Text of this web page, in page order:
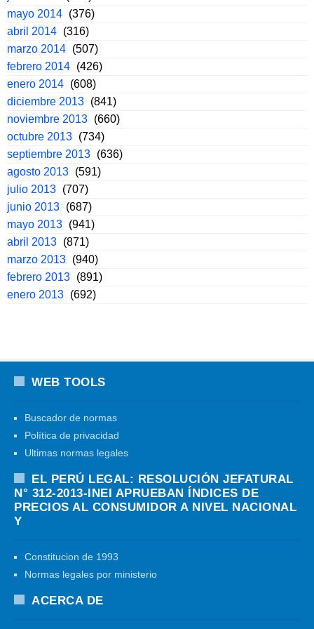
mayo 2014 (376)
abril 2014 (316)
marzo 2014 (507)
febrero 2014 (426)
enero 2014 (608)
diciembre 2013 (841)
noviembre 2013 (660)
octubre 2013 (734)
septiembre 2013 (636)
agosto 2013 (591)
julio 2013 (707)
junio 2013 (687)
mayo 2013 (941)
abril 2013 (871)
marzo 2013 (940)
febrero 2013 (891)
enero 2013 (692)
WEB TOOLS
Buscador de normas
Política de privacidad
Ultimas normas legales
EL PERÚ LEGAL: RESOLUCIÓN JEFATURAL
N° 312-2013-INEI APRUEBAN ÍNDICES DE
PRECIOS AL CONSUMIDOR A NIVEL NACIONAL
Y
Constitucion de 1993
Normas legales por ministerio
ACERCA DE